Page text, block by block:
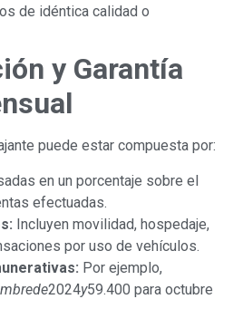
de idéntica calidad o
y Garantía
puede estar compuesta por:
en un porcentaje sobre el
efectuadas.
Incluyen movilidad, hospedaje,
por uso de vehículos.
Por ejemplo,
mbrede2024y59.400 para octubre